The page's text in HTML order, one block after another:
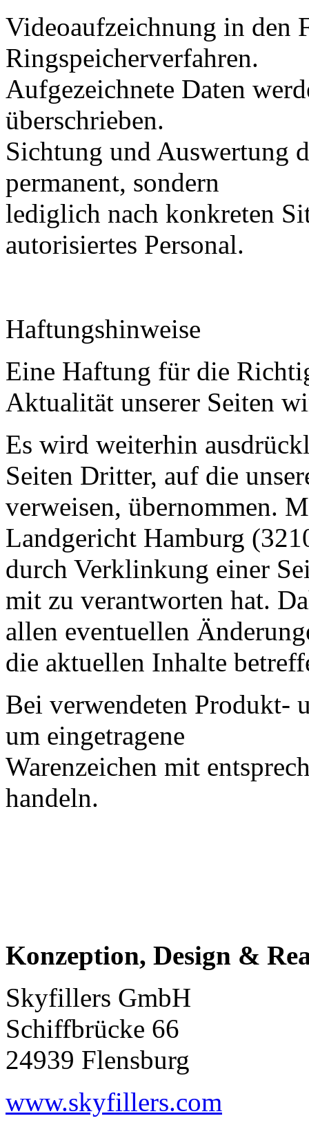
Videoaufzeichnung in den
Ringspeicherverfahren.
Aufgezeichnete Daten
überschrieben.
Sichtung und Auswertung
permanent, sondern
lediglich nach konkreten
autorisiertes Personal.
Haftungshinweise
Eine Haftung für die
Aktualität unserer Seiten
Es wird weiterhin
Seiten Dritter, auf die
verweisen, übernommen.
Landgericht Hamburg
durch Verklinkung einer
mit zu verantworten hat.
allen eventuellen
die aktuellen Inhalte
Bei verwendeten Produkt-
um eingetragene
Warenzeichen mit
handeln.
Konzeption, Design &
Skyfillers GmbH
Schiffbrücke 66
24939 Flensburg
www.skyfillers.com